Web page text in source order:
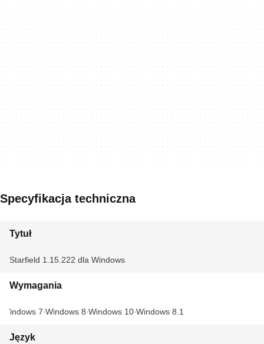
Specyfikacja techniczna
Tytuł
Starfield 1.15.222 dla Windows
Wymagania
Windows 7 Windows 8 Windows 10 Windows 8.1
Język